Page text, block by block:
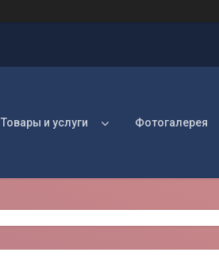
Товары и услуги Фотогалерея